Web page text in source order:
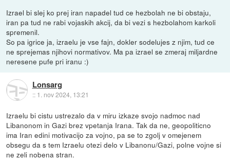
Izrael bi slej ko prej iran napadel tud ce hezbolah ne bi obstaju,
iran pa tud ne rabi vojaskih akcij, da bi vezi s hezbolahom karkoli
spremenil.
So pa igrice ja, izraelu je vse fajn, dokler sodelujes z njim, tud ce
ne sprejemas njihovi normativov. Ma pa izrael se zmeraj miljardne
neresene pufe pri iranu :)
Lonsarg
:: 1. nov 2024, 13:21
Izraelu bi cistu ustrezalo da v miru izkaze svojo nadmoc nad
Libanonom in Gazi brez vpetanja Irana. Tak da ne, geopoliticno
ima Iran edini motivacijo za vojno, pa se to zgolj v omejenem
obsegu da s tem Izraelu otezi delo v Libanonu/Gazi, polne vojne si
ne zeli nobena stran.